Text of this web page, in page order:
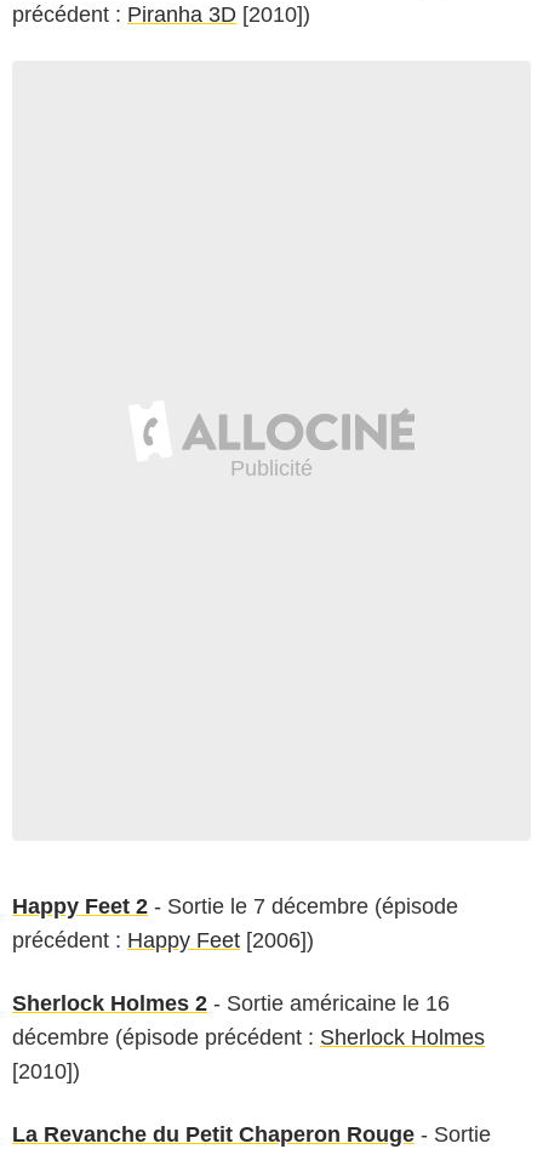
précédent : Piranha 3D [2010])
Happy Feet 2 - Sortie le 7 décembre (épisode
précédent : Happy Feet [2006])
Sherlock Holmes 2 - Sortie américaine le 16
décembre (épisode précédent : Sherlock Holmes
[2010])
La Revanche du Petit Chaperon Rouge - Sortie